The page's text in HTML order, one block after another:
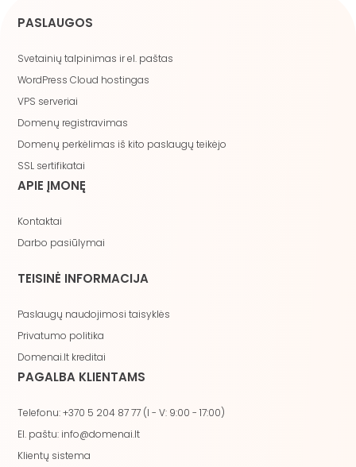
PASLAUGOS
Svetainių talpinimas ir el. paštas
WordPress Cloud hostingas
VPS serveriai
Domenų registravimas
Domenų perkėlimas iš kito paslaugų teikėjo
SSL sertifikatai
APIE ĮMONĘ
Kontaktai
Darbo pasiūlymai
TEISINĖ INFORMACIJA
Paslaugų naudojimosi taisyklės
Privatumo politika
Domenai.lt kreditai
PAGALBA KLIENTAMS
Telefonu: +370 5 204 87 77 (I - V: 9:00 - 17:00)
El. paštu: info@domenai.lt
Klientų sistema